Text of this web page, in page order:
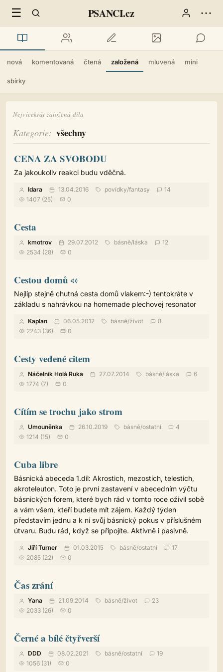
☰ PSANCI.cz ⋯
nová komentovaná čtená založená mluvená mini
sbírky
Nejvícekrát založená díla
Kategorie všechny
CENA ZA SVOBODU
Za jakoukoliv reakci budu vděčná.
Idara 13.04.2016 povídky/fantasy
14
1407 (25)
0
Cesta
kmotrov 29.07.2012 básně/láska
12
2534 (28)
0
Cestou domů
Nejlíp stejně chutná cesta domů vlakem:-) tentokráte v
základu s nahrávkou na homemade plechovej resonator
Kaplan 06.05.2012 básně/život
8
2243 (36)
0
Cesty vedené citem
Náčelník Holá Ruka 27.07.2014 básně/láska
6
1774 (7)
0
Cítím se trochu jako strom
Umouněnka 26.10.2019 básně/ostatní
4
1214 (15)
0
Cuba libre
Básnická abeceda 1.díl: Akrostich, mezostich, telestich,
akroteleuton. Toto je první zastavení v abecedním výčtu
básnických forem, které bych rád v tomto roce oživil sobě
a vám všem, kteří budete mít zájem. Každý týden
představím jednu a k ní svůj básnický pokus v příslušném
útvaru. Budu rád, když se připojíte. Aktivně i pasivně.
Jiří Turner 01.03.2015 básně/ostatní
17
2085 (22)
0
Čas zrání
Yana 21.09.2014 básně/život
23
2033 (26)
0
Černé a bílé čtyřverší
DDD 08.02.2021 básně/ostatní
19
1056 (31)
0